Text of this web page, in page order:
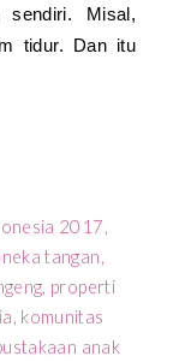
sendiri. Misal,
tidur. Dan itu